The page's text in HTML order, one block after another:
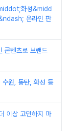
화성&midd
온라인 판
콘텐츠로 브랜드
원, 동탄, 화성 등
이상 고민하지 마